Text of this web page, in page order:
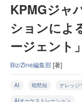
KPMGジャ
ションによ
ージェント
Biz/Zine編集部[著]
AI 暗黙知 ナレッジ
AIオーケストレーション